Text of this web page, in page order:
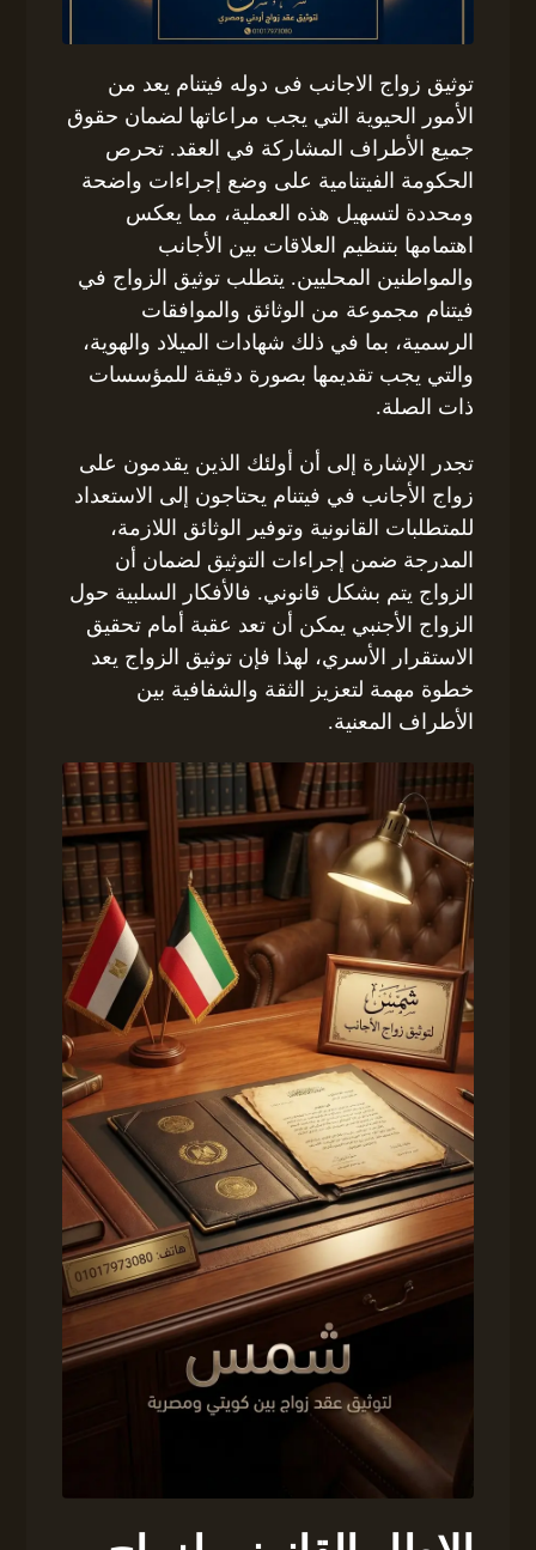
توثيق زواج الاجانب فى دوله فيتنام يعد من
الأمور الحيوية التي يجب مراعاتها لضمان حقوق
جميع الأطراف المشاركة في العقد. تحرص
الحكومة الفيتنامية على وضع إجراءات واضحة
ومحددة لتسهيل هذه العملية، مما يعكس
اهتمامها بتنظيم العلاقات بين الأجانب
والمواطنين المحليين. يتطلب توثيق الزواج في
فيتنام مجموعة من الوثائق والموافقات
الرسمية، بما في ذلك شهادات الميلاد والهوية،
والتي يجب تقديمها بصورة دقيقة للمؤسسات
ذات الصلة.
تجدر الإشارة إلى أن أولئك الذين يقدمون على
زواج الأجانب في فيتنام يحتاجون إلى الاستعداد
للمتطلبات القانونية وتوفير الوثائق اللازمة،
المدرجة ضمن إجراءات التوثيق لضمان أن
الزواج يتم بشكل قانوني. فالأفكار السلبية حول
الزواج الأجنبي يمكن أن تعد عقبة أمام تحقيق
الاستقرار الأسري، لهذا فإن توثيق الزواج يعد
خطوة مهمة لتعزيز الثقة والشفافية بين
الأطراف المعنية.